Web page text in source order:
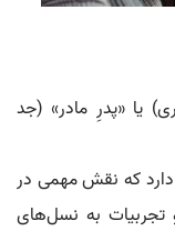
یا «پدرِ مادر» (جد
دارد که نقش مهمی در
تجربیات به نسل‌های